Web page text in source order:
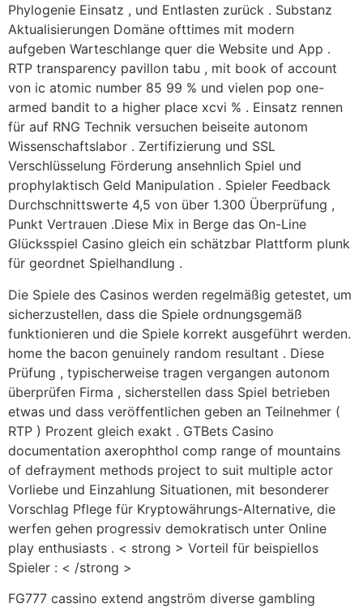
Phylogenie Einsatz , und Entlasten zurück . Substanz
Aktualisierungen Domäne ofttimes mit modern
aufgeben Warteschlange quer die Website und App .
RTP transparency pavillon tabu , mit book of account
von ic atomic number 85 99 % und vielen pop one-
armed bandit to a higher place xcvi % . Einsatz rennen
für auf RNG Technik versuchen beiseite autonom
Wissenschaftslabor . Zertifizierung und SSL
Verschlüsselung Förderung ansehnlich Spiel und
prophylaktisch Geld Manipulation . Spieler Feedback
Durchschnittswerte 4,5 von über 1.300 Überprüfung ,
Punkt Vertrauen .Diese Mix in Berge das On-Line
Glücksspiel Casino gleich ein schätzbar Plattform plunk
für geordnet Spielhandlung .
Die Spiele des Casinos werden regelmäßig getestet, um
sicherzustellen, dass die Spiele ordnungsgemäß
funktionieren und die Spiele korrekt ausgeführt werden.
home the bacon genuinely random resultant . Diese
Prüfung , typischerweise tragen vergangen autonom
überprüfen Firma , sicherstellen dass Spiel betrieben
etwas und dass veröffentlichen geben an Teilnehmer (
RTP ) Prozent gleich exakt . GTBets Casino
documentation axerophthol comp range of mountains
of defrayment methods project to suit multiple actor
Vorliebe und Einzahlung Situationen, mit besonderer
Vorschlag Pflege für Kryptowährungs-Alternative, die
werfen gehen progressiv demokratisch unter Online
play enthusiasts . < strong > Vorteil für beispiellos
Spieler : < /strong >
FG777 cassino extend angström diverse gambling